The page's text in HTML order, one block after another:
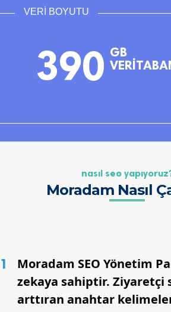
VERİ BOYUTU
390 GB
nasil seo
Moradam Nasıl
1
Moradam SEO Yönetim
zekaya sahiptir. Ziyaretçi
arttıran anahtar